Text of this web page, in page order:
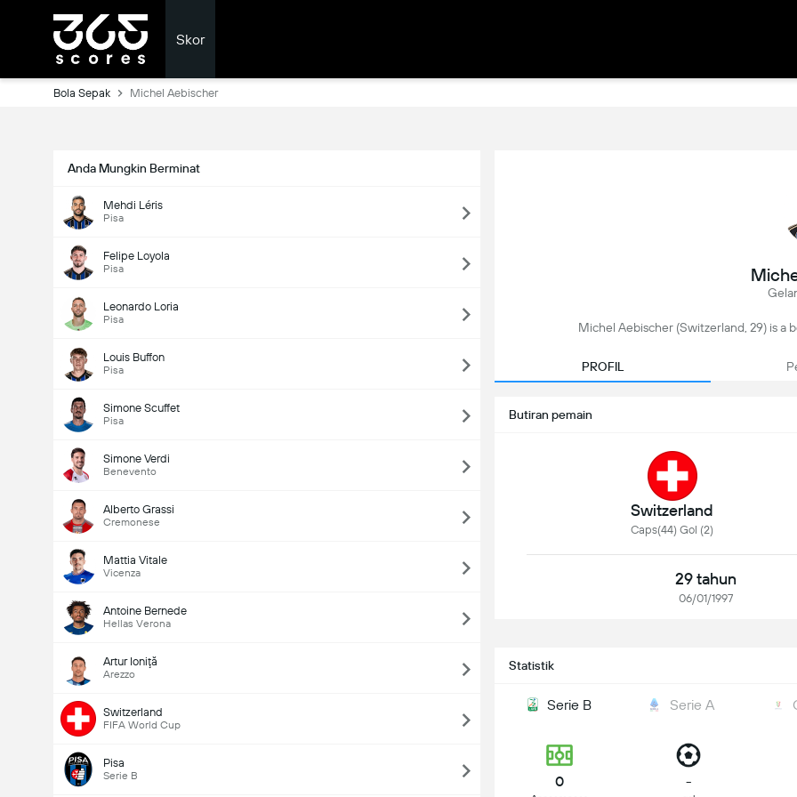
Skor
Bola Sepak Michel Aebischer
Anda Mungkin Berminat
Mehdi Léris
Pisa
Felipe Loyola
Pisa
Leonardo Loria
Pisa
Louis Buffon
Pisa
Simone Scuffet
Pisa
Simone Verdi
Benevento
Alberto Grassi
Cremonese
Mattia Vitale
Vicenza
Antoine Bernede
Hellas Verona
Artur Ioniţă
Arezzo
Switzerland
FIFA World Cup
Pisa
Serie B
Michel Aebischer (Switzerland, 29) is a
PROFIL
Butiran pemain
Switzerland
Caps(44) Gol (2)
29 tahun
06/01/1997
Statistik
Serie B Serie A
0 -